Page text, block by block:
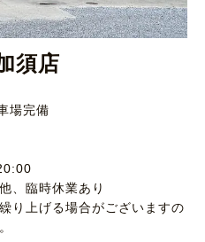
須店
場完備
、臨時休業あり
り上げる場合がございますの